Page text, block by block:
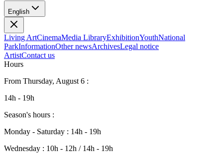
English
Living ArtCinemaMedia LibraryExhibitionYouthNational
ParkInformationOther newsArchivesLegal notice
ArtistContact us
Hours
From Thursday, August 6 :
14h - 19h
Season's hours :
Monday - Saturday : 14h - 19h
Wednesday : 10h - 12h / 14h - 19h